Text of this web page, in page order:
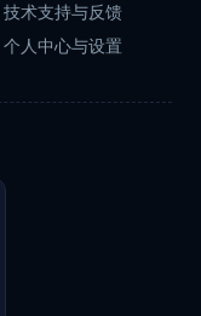
技术支持与反馈
个人中心与设置